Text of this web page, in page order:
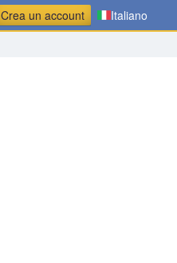
Crea un account Italiano